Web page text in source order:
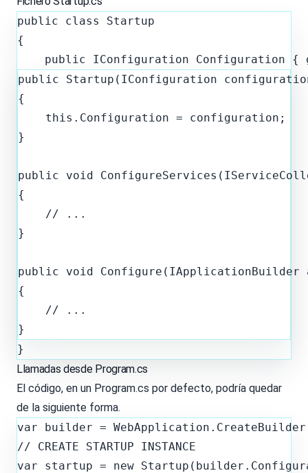
public class Startup
{
public Startup(IConfiguration
{
    this.Configuration = configuration;
}
public void
{
    // ...
}
public void
{
    // ...
}
Llamadas desde Program.cs
El código, en un Program.cs por defecto, podría quedar
de la siguiente forma.
// CREATE STARTUP INSTANCE
var startup = new